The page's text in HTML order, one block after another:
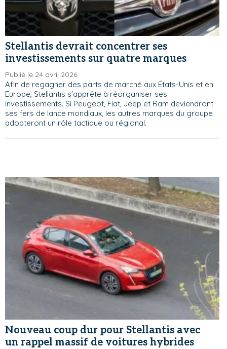
Stellantis devrait concentrer ses
investissements sur quatre marques
Publié le 24 avril 2026
Afin de regagner des parts de marché aux États-Unis et en
Europe, Stellantis s'apprête à réorganiser ses
investissements. Si Peugeot, Fiat, Jeep et Ram deviendront
ses fers de lance mondiaux, les autres marques du groupe
adopteront un rôle tactique ou régional.
Nouveau coup dur pour Stellantis avec
un rappel massif de voitures hybrides